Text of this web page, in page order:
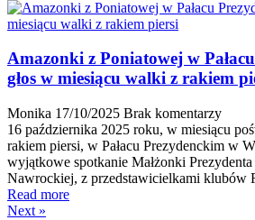
Amazonki z Poniatowej w
głos w miesiącu walki z rakiem
Monika 17/10/2025 Brak komentarzy
16 października 2025 roku, w miesiącu
rakiem piersi, w Pałacu Prezydenckim w
wyjątkowe spotkanie Małżonki
Nawrockiej, z przedstawicielkami klubów
Read more
Next »